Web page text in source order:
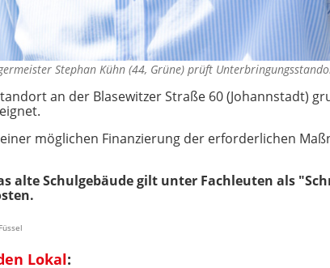
Stephan Kühn (44, Grüne) prüft
an der Blasewitzer Straße 60 (Johannstadt)
möglichen Finanzierung der erforderlichen
alte Schulgebäude gilt unter Fachleuten als
Lokal: